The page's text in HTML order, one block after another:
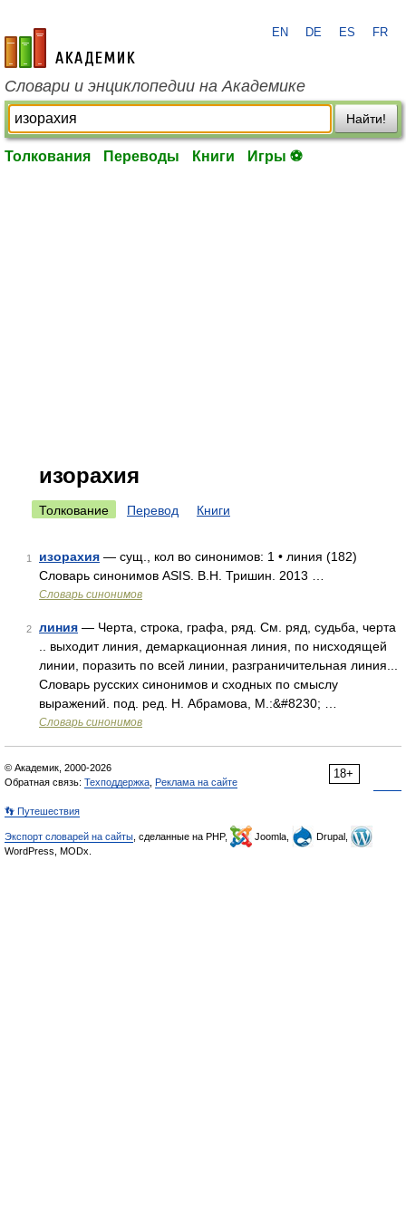
academic.ru
EN DE ES FR
Словари и энциклопедии на Академике
Найти!
Толкования Переводы Книги Игры ⚽
изорахия
Толкование Перевод Книги
1 изорахия — сущ., кол во синонимов: 1 • линия (182)
Словарь синонимов ASIS. В.Н. Тришин. 2013 …
Словарь синонимов
2 линия — Черта, строка, графа, ряд. См. ряд, судьба, черта
.. выходит линия, демаркационная линия, по нисходящей
линии, поразить по всей линии, разграничительная линия...
Словарь русских синонимов и сходных по смыслу
выражений. под. ред. Н. Абрамова, М.:&#8230; …
Словарь синонимов
18+
© Академик, 2000-2026
Обратная связь: Техподдержка Реклама на сайте
👣 Путешествия
Экспорт словарей на сайты , сделанные на PHP, Joomla,
Drupal,
WordPress, MODx.